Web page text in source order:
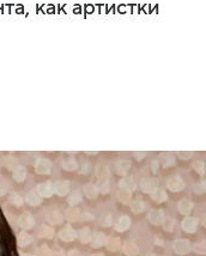
как артистки